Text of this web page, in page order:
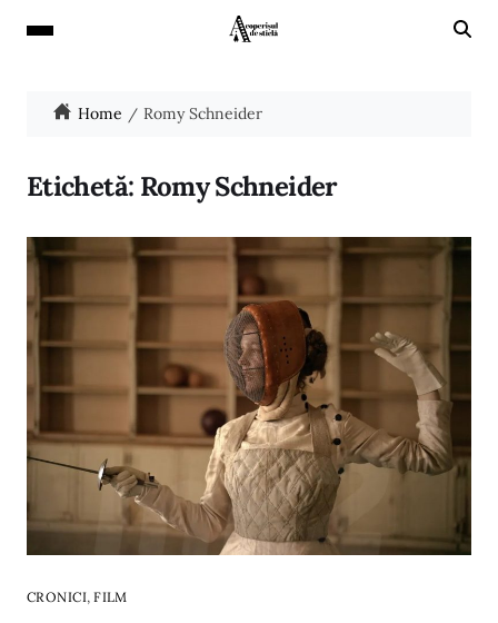
Home Romy Schneider
Etichetă: Romy Schneider
CRONICI,FILM